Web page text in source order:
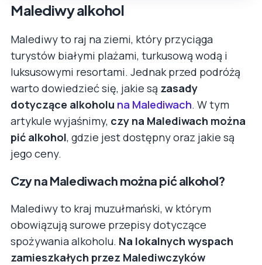
Malediwy alkohol
Malediwy to raj na ziemi, który przyciąga
turystów białymi plażami, turkusową wodą i
luksusowymi resortami. Jednak przed podróżą
warto dowiedzieć się, jakie są zasady
dotyczące alkoholu na Malediwach. W tym
artykule wyjaśnimy, czy na Malediwach można
pić alkohol, gdzie jest dostępny oraz jakie są
jego ceny.
Czy na Malediwach można pić alkohol?
Malediwy to kraj muzułmański, w którym
obowiązują surowe przepisy dotyczące
spożywania alkoholu. Na lokalnych wyspach
zamieszkałych przez Malediwczyków